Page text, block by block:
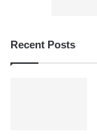
Recent Posts